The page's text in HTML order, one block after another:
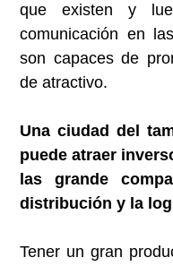
que existen y
comunicación en
son capaces de
de atractivo.
Una ciudad del
puede atraer
las grande
distribución y la
Tener un gran